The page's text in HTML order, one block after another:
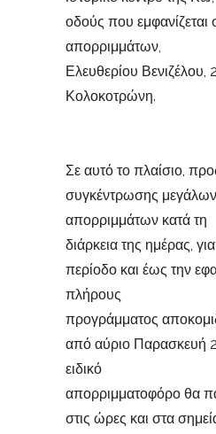
οδούς που
απορριμμάτων,
Ελευθερίου Βενιζέλου,
Κολοκοτρώνη.
Σε αυτό το πλαίσιο,
συγκέντρωσης
απορριμμάτων κατά τη
διάρκεια της ημέρας,
περίοδο και έως την
πλήρους
προγράμματος
από αύριο Παρασκευή
ειδικό
απορριμματοφόρο θα
στις ώρες και στα